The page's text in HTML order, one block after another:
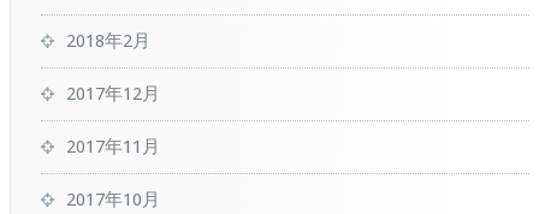
2018年2月
2017年12月
2017年11月
2017年10月